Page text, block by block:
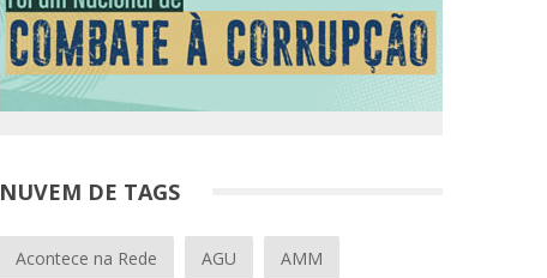
NUVEM DE TAGS
Acontece na Rede AGU AMM